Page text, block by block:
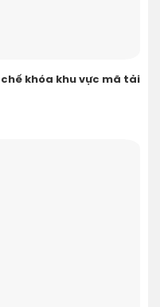
khóa khu vực mã tải